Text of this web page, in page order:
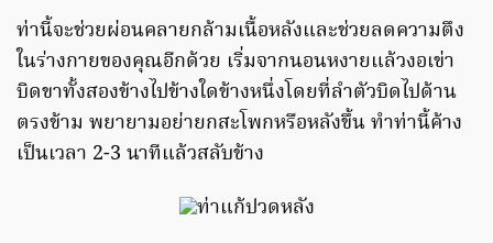
ท่านี้จะช่วยผ่อนคลายกล้ามเนื้อหลังและช่วยลดความตึง
ในร่างกายของคุณอีกด้วย เริ่มจากนอนหงายแล้วงอเข่า
บิดขาทั้งสองข้างไปข้างใดข้างหนึ่งโดยที่ลำตัวบิดไปด้าน
ตรงข้าม พยายามอย่ายกสะโพกหรือหลังขึ้น ทำท่านี้ค้าง
เป็นเวลา 2-3 นาทีแล้วสลับข้าง